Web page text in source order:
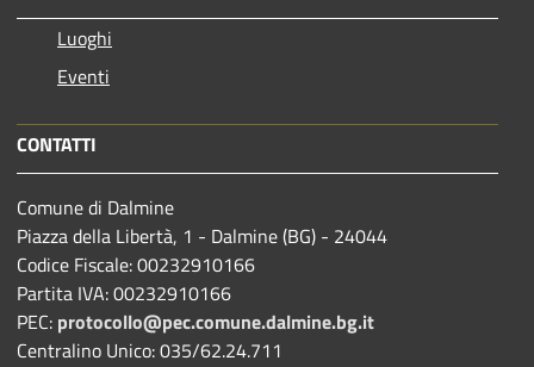
Luoghi
Eventi
CONTATTI
Comune di Dalmine
Piazza della Libertà, 1 - Dalmine (BG) - 24044
Codice Fiscale: 00232910166
Partita IVA: 00232910166
PEC: protocollo@pec.comune.dalmine.bg.it
Centralino Unico: 035/62.24.711